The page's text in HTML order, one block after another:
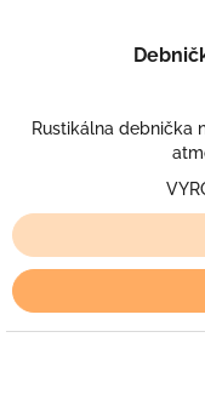
Rustikálna debnička